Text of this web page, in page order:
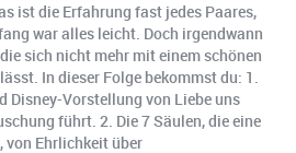
ist die Erfahrung fast jedes Paares,
war alles leicht. Doch irgendwann
sich nicht mehr mit einem schönen
In dieser Folge bekommst du: 1.
Disney-Vorstellung von Liebe uns
führt. 2. Die 7 Säulen, die eine
von Ehrlichkeit über